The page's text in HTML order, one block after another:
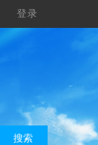
登录
搜索